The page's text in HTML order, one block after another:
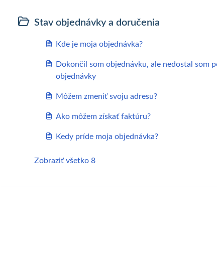
Stav objednávky a doručenia
Kde je moja objednávka?
Dokončil som objednávku, ale nedostal som
objednávky
Môžem zmeniť svoju adresu?
Ako môžem získať faktúru?
Kedy príde moja objednávka?
Zobraziť všetko 8